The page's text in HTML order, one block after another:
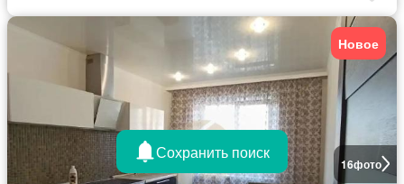
16фото
Новое
Сохранить поиск